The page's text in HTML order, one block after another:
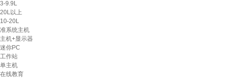
3-9.9L
20L以上
10-20L
准系统主机
主机+显示器
迷你PC
工作站
单主机
在线教育